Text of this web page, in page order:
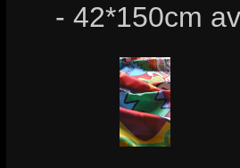
- 42*150cm